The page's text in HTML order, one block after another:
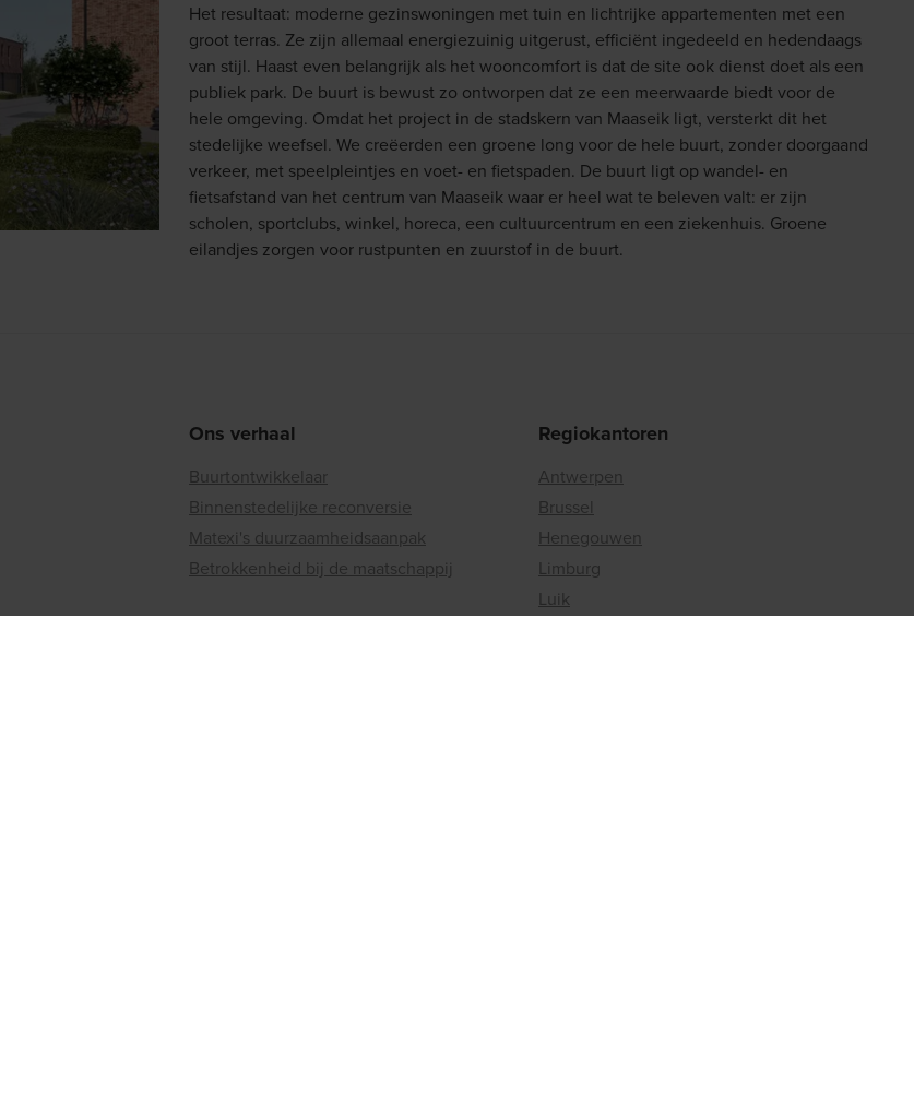
Het resultaat: moderne gezinswoningen met tuin en lichtrijke appartementen met een
groot terras. Ze zijn allemaal energiezuinig uitgerust, efficiënt ingedeeld en hedendaags
van stijl. Haast even belangrijk als het wooncomfort is dat de site ook dienst doet als een
publiek park. De buurt is bewust zo ontworpen dat ze een meerwaarde biedt voor de
hele omgeving. Omdat het project in de stadskern van Maaseik ligt, versterkt dit het
stedelijke weefsel. We creëerden een groene long voor de hele buurt, zonder doorgaand
verkeer, met speelpleintjes en voet- en fietspaden. De buurt ligt op wandel- en
fietsafstand van het centrum van Maaseik waar er heel wat te beleven valt: er zijn
scholen, sportclubs, winkel, horeca, een cultuurcentrum en een ziekenhuis. Groene
eilandjes zorgen voor rustpunten en zuurstof in de buurt.
Ons verhaal
Buurtontwikkelaar
Binnenstedelijke reconversie
Matexi's duurzaamheidsaanpak
Betrokkenheid bij de maatschappij
Regiokantoren
Antwerpen
Brussel
Henegouwen
Limburg
Luik